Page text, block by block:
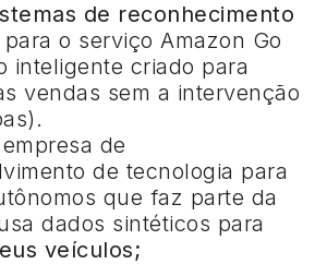
de reconhecimento
para o serviço Amazon Go
inteligente criado para
vendas sem a intervenção
de
de tecnologia para
que faz parte da
dados sintéticos para
veículos;